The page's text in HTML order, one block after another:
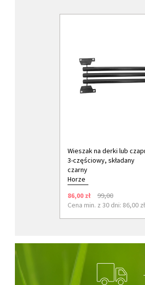
Wieszak na derki lub
3-częściowy, składany
czarny
Horze
86,00 zł
99,00
Cena min. z 30 dni: 86,00 zł